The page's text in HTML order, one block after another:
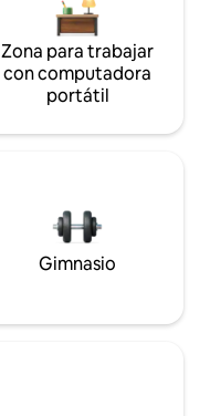
Zona para trabajar
con computadora
portátil
Gimnasio